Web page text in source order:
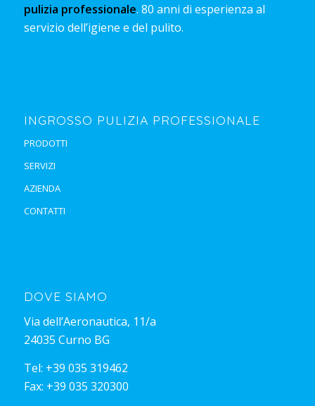
pulizia professionale. 80 anni di esperienza al
servizio dell’igiene e del pulito.
INGROSSO PULIZIA PROFESSIONALE
PRODOTTI
SERVIZI
AZIENDA
CONTATTI
DOVE SIAMO
Via dell’Aeronautica, 11/a
24035 Curno BG
Tel: +39 035 319462
Fax: +39 035 320300